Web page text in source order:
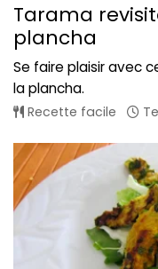
Tarama
plancha
Se faire plaisir avec
la plancha.
Recette facile